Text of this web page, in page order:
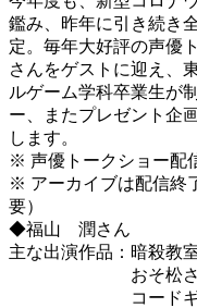
鑑み、昨年に引き続き
定。毎年大好評の声優
さんをゲストに迎え、
ルゲーム学科卒業生が
ー、またプレゼント企
します。
※ 声優トークショー配
※ アーカイブは配信終
要）
◆福山 潤さん
主な出演作品：暗殺教
おそ松さん／
コードギアス反